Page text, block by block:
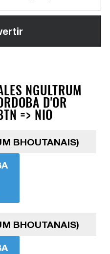
NGULTRUM
D'OR
=> NIO
BHOUTANAIS)
BHOUTANAIS)